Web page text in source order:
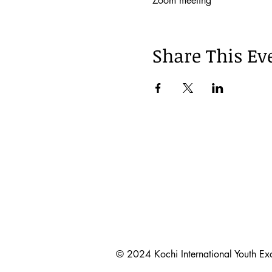
Share This
© 2024 Kochi International Youth